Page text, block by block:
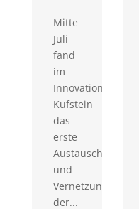
Mitte
Juli
fand
im
Innovationsraum
Kufstein
das
erste
Austausch-
und
Vernetzungstreffen
der...